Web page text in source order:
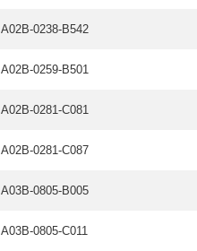
A02B-0238-B542
A02B-0259-B501
A02B-0281-C081
A02B-0281-C087
A03B-0805-B005
A03B-0805-C011